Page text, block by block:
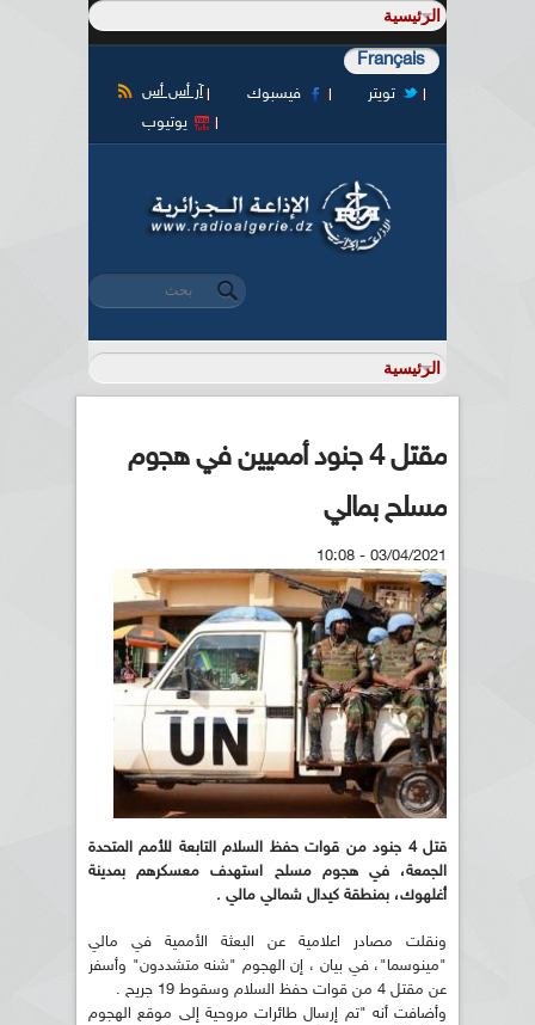
Français
آر أس أس فيسبوك
تويتر
يوتيوب
استمارة البحث
‏بحث ‏
مقتل 4 جنود أمميين في هجوم
مسلح بمالي
03/04/2021 - 10:08
قتل 4 جنود من قوات حفظ السلام التابعة للأمم المتحدة
الجمعة، في هجوم مسلح استهدف معسكرهم بمدينة
أغلهوك، بمنطقة كيدال شمالي مالي .
ونقلت مصادر اعلامية عن البعثة الأممية في مالي
"مينوسما"، في بيان ، إن الهجوم "شنه متشددون" وأسفر
عن مقتل 4 من قوات حفظ السلام وسقوط 19 جريح .
وأضافت أنه "تم إرسال طائرات مروحية إلى موقع الهجوم